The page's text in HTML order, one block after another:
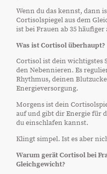
Wenn du das kennst, dann
Cortisolspiegel aus dem
ist bei Frauen ab 35
Was ist Cortisol überhaupt?
Cortisol ist dein wichtigstes
den Nebennieren. Es
Rhythmus, deinen
Energieversorgung.
Morgens ist dein
auf und gibt dir Energie für
du einschlafen kannst.
Klingt simpel. Ist es aber
Warum gerät Cortisol bei
Gleichgewicht?